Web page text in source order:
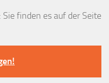
finden es auf der Seite